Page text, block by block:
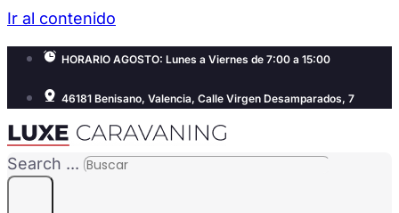
Ir al contenido
HORARIO AGOSTO: Lunes a Viernes de 7:00 a 15:00
46181 Benisano, Valencia, Calle Virgen Desamparados, 7
Search ...